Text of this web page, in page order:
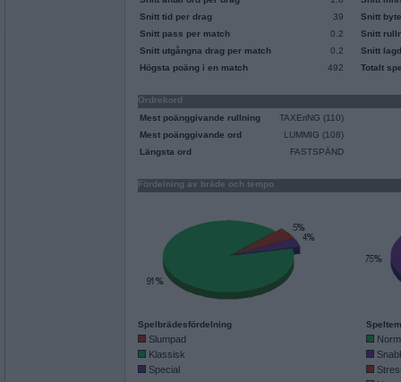
Snitt tid per drag
39
Snitt pass per match
0.2
Snitt utgångna drag per match
0.2
Högsta poäng i en match
492
Snitt
Snitt
Snitt
Totalt
Ordrekord
Mest poänggivande rullning
TAXEriNG (110)
Mest poänggivande ord
LUMMIG (108)
Längsta ord
FASTSPÄND
Fördelning av bräde och tempo
Spelbrädesfördelning
Slumpad
Klassisk
Special